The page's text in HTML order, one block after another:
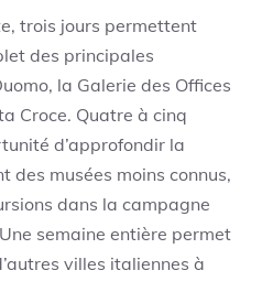
trois jours permettent
des principales
la Galerie des Offices
Croce. Quatre à cinq
d’approfondir la
des musées moins connus,
dans la campagne
semaine entière permet
villes italiennes à